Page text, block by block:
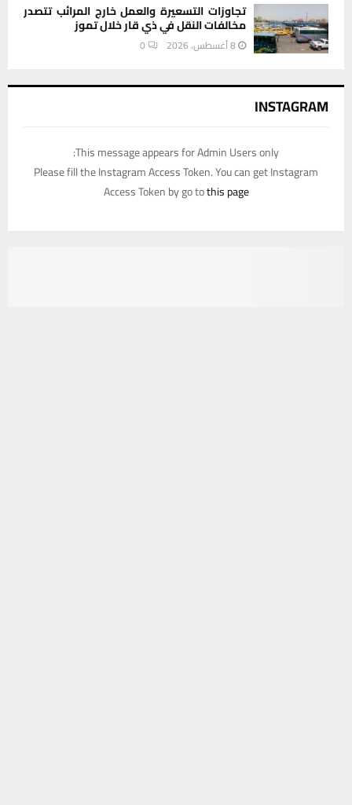
تجاوزات التسعيرة والعمل خارج المرائب تتصدر
مخالفات النقل في ذي قار خلال تموز
8 أغسطس، 2026 0
INSTAGRAM
This message appears for Admin Users only:
Please fill the Instagram Access Token. You can get Instagram
Access Token by go tothis page